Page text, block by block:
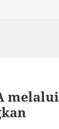
melalui